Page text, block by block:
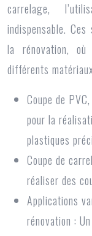
carrelage,
indispensable.
la rénovation,
différents
Coupe de
pour la
plastiques
Coupe de
réaliser des
Applications
rénovation :